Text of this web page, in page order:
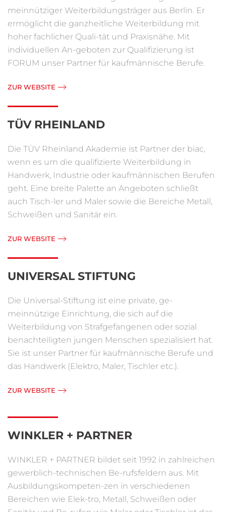
meinnütziger Weiterbildungsträger aus Berlin. Er
ermöglicht die ganzheitliche Weiterbildung mit
hoher fachlicher Quali-tät und Praxisnähe. Mit
individuellen An-geboten zur Qualifizierung ist
FORUM unser Partner für kaufmännische Berufe.
ZUR WEBSITE
TÜV RHEINLAND
Die TÜV Rheinland Akademie ist Partner der biac,
wenn es um die qualifizierte Weiterbildung in
Handwerk, Industrie oder kaufmännischen Berufen
geht. Eine breite Palette an Angeboten schließt
auch Tisch-ler und Maler sowie die Bereiche Metall,
Schweißen und Sanitär ein.
ZUR WEBSITE
UNIVERSAL STIFTUNG
Die Universal-Stiftung ist eine private, ge-
meinnützige Einrichtung, die sich auf die
Weiterbildung von Strafgefangenen oder sozial
benachteiligten jungen Menschen spezialisiert hat.
Sie ist unser Partner für kaufmännische Berufe und
das Handwerk (Elektro, Maler, Tischler etc.).
ZUR WEBSITE
WINKLER + PARTNER
WINKLER + PARTNER bildet seit 1992 in zahlreichen
gewerblich-technischen Be-rufsfeldern aus. Mit
Ausbildungskompeten-zen in verschiedenen
Bereichen wie Elek-tro, Metall, Schweißen oder